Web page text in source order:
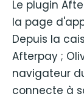
Le plugin
la page
Depuis la
Afterpay ;
navigateur
connecte à